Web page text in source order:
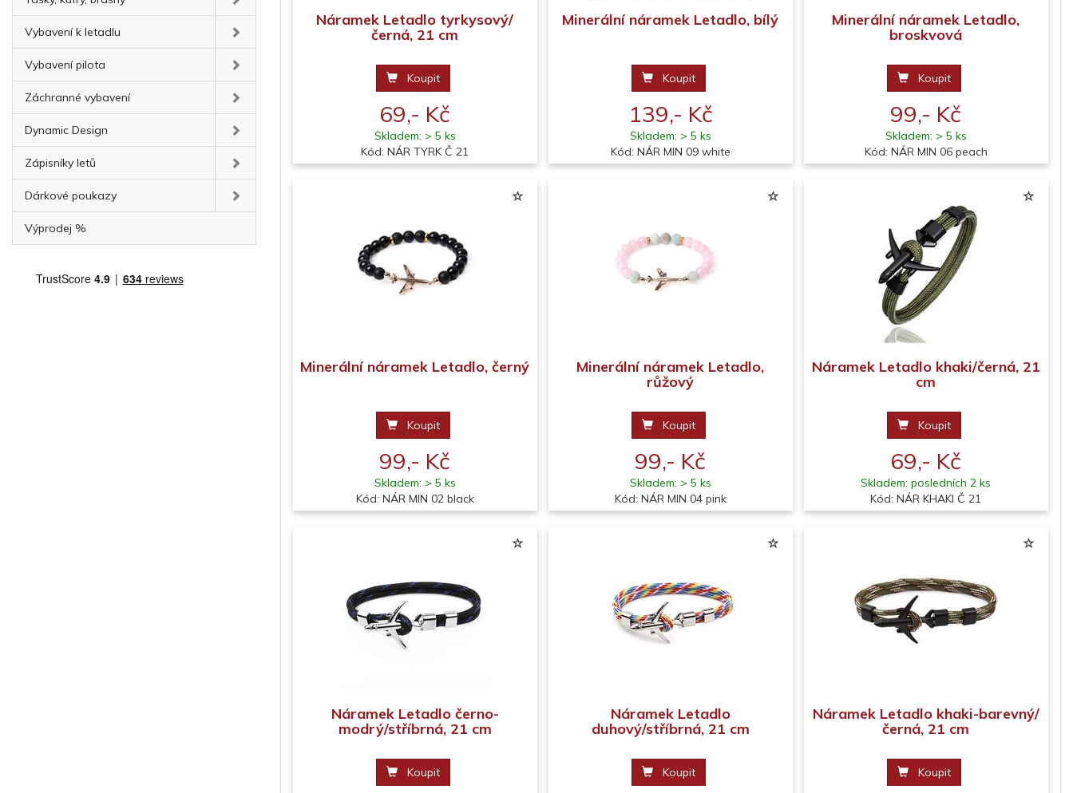
Vybavení k letadlu
Vybavení pilota
Záchranné vybavení
Dynamic Design
Zápisníky letů
Dárkové poukazy
Výprodej %
Náramek Letadlo tyrkysový/
černá, 21 cm
Koupit
69,- Kč
Skladem: > 5 ks
Kód: NÁR TYRK Č 21
Minerální náramek Letadlo, bílý
Koupit
139,- Kč
Skladem: > 5 ks
Kód: NÁR MIN 09 white
Minerální náramek Letadlo,
broskvová
Koupit
99,- Kč
Skladem: > 5 ks
Kód: NÁR MIN 06 peach
Minerální náramek Letadlo, černý
Koupit
99,- Kč
Skladem: > 5 ks
Kód: NÁR MIN 02 black
Minerální náramek Letadlo,
růžový
Koupit
99,- Kč
Skladem: > 5 ks
Kód: NÁR MIN 04 pink
Náramek Letadlo khaki/černá, 21
cm
Koupit
69,- Kč
Skladem: posledních 2 ks
Kód: NÁR KHAKI Č 21
Náramek Letadlo černo-
modrý/stříbrná, 21 cm
Koupit
Náramek Letadlo
duhový/stříbrná, 21 cm
Koupit
Náramek Letadlo khaki-barevný/
černá, 21 cm
Koupit